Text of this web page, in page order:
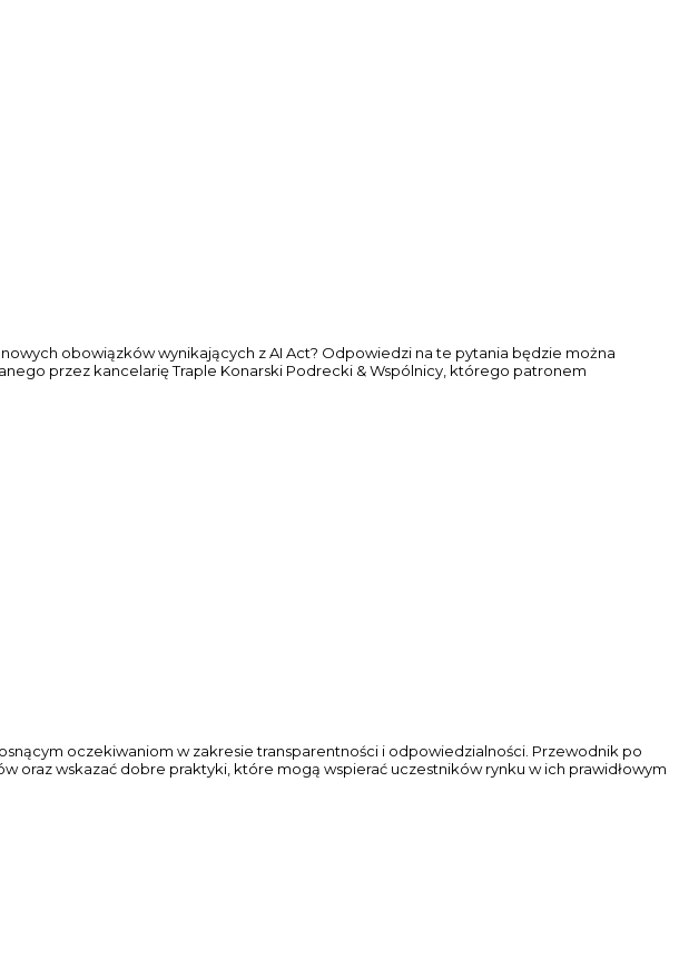
obowiązków wynikających z AI Act? Odpowiedzi na te pytania będzie można
przez kancelarię Traple Konarski Podrecki & Wspólnicy, którego patronem
oczekiwaniom w zakresie transparentności i odpowiedzialności. Przewodnik po
oraz wskazać dobre praktyki, które mogą wspierać uczestników rynku w ich prawidłowym